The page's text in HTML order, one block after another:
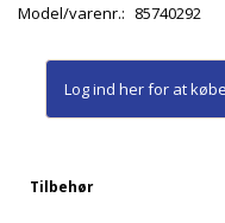
Model/varenr.: 85740292
Log ind herfor at købe
Tilbehør